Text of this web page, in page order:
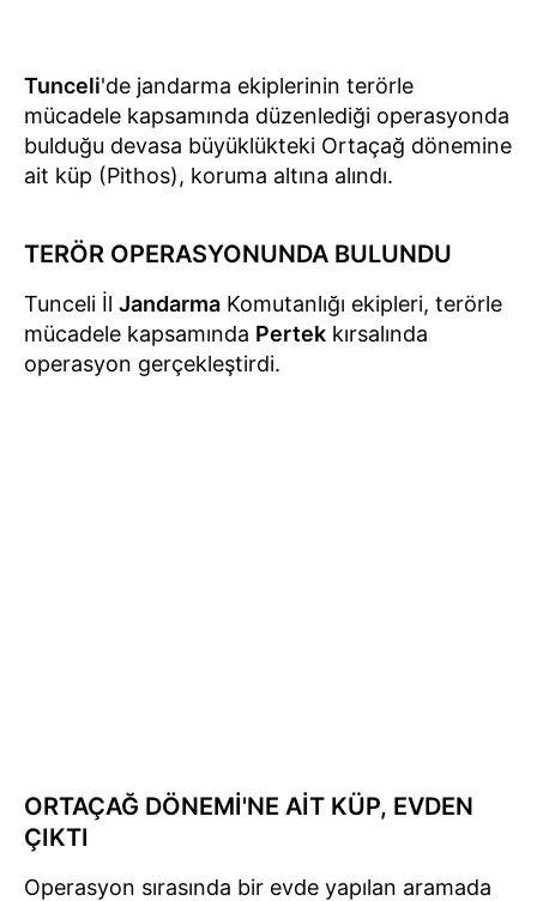
Tunceli'de jandarma ekiplerinin terörle
mücadele kapsamında düzenlediği operasyonda
bulduğu devasa büyüklükteki Ortaçağ dönemine
ait küp (Pithos), koruma altına alındı.
TERÖR OPERASYONUNDA BULUNDU
Tunceli İl Jandarma Komutanlığı ekipleri, terörle
mücadele kapsamında Pertek kırsalında
operasyon gerçekleştirdi.
ORTAÇAĞ DÖNEMİ'NE AİT KÜP, EVDEN
ÇIKTI
Operasyon sırasında bir evde yapılan aramada